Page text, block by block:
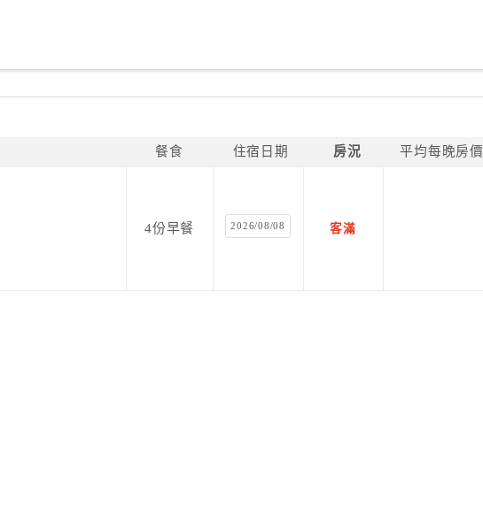
餐食 住宿日期 房況 平均每晚房價
4份早餐 2026/08/08 客滿